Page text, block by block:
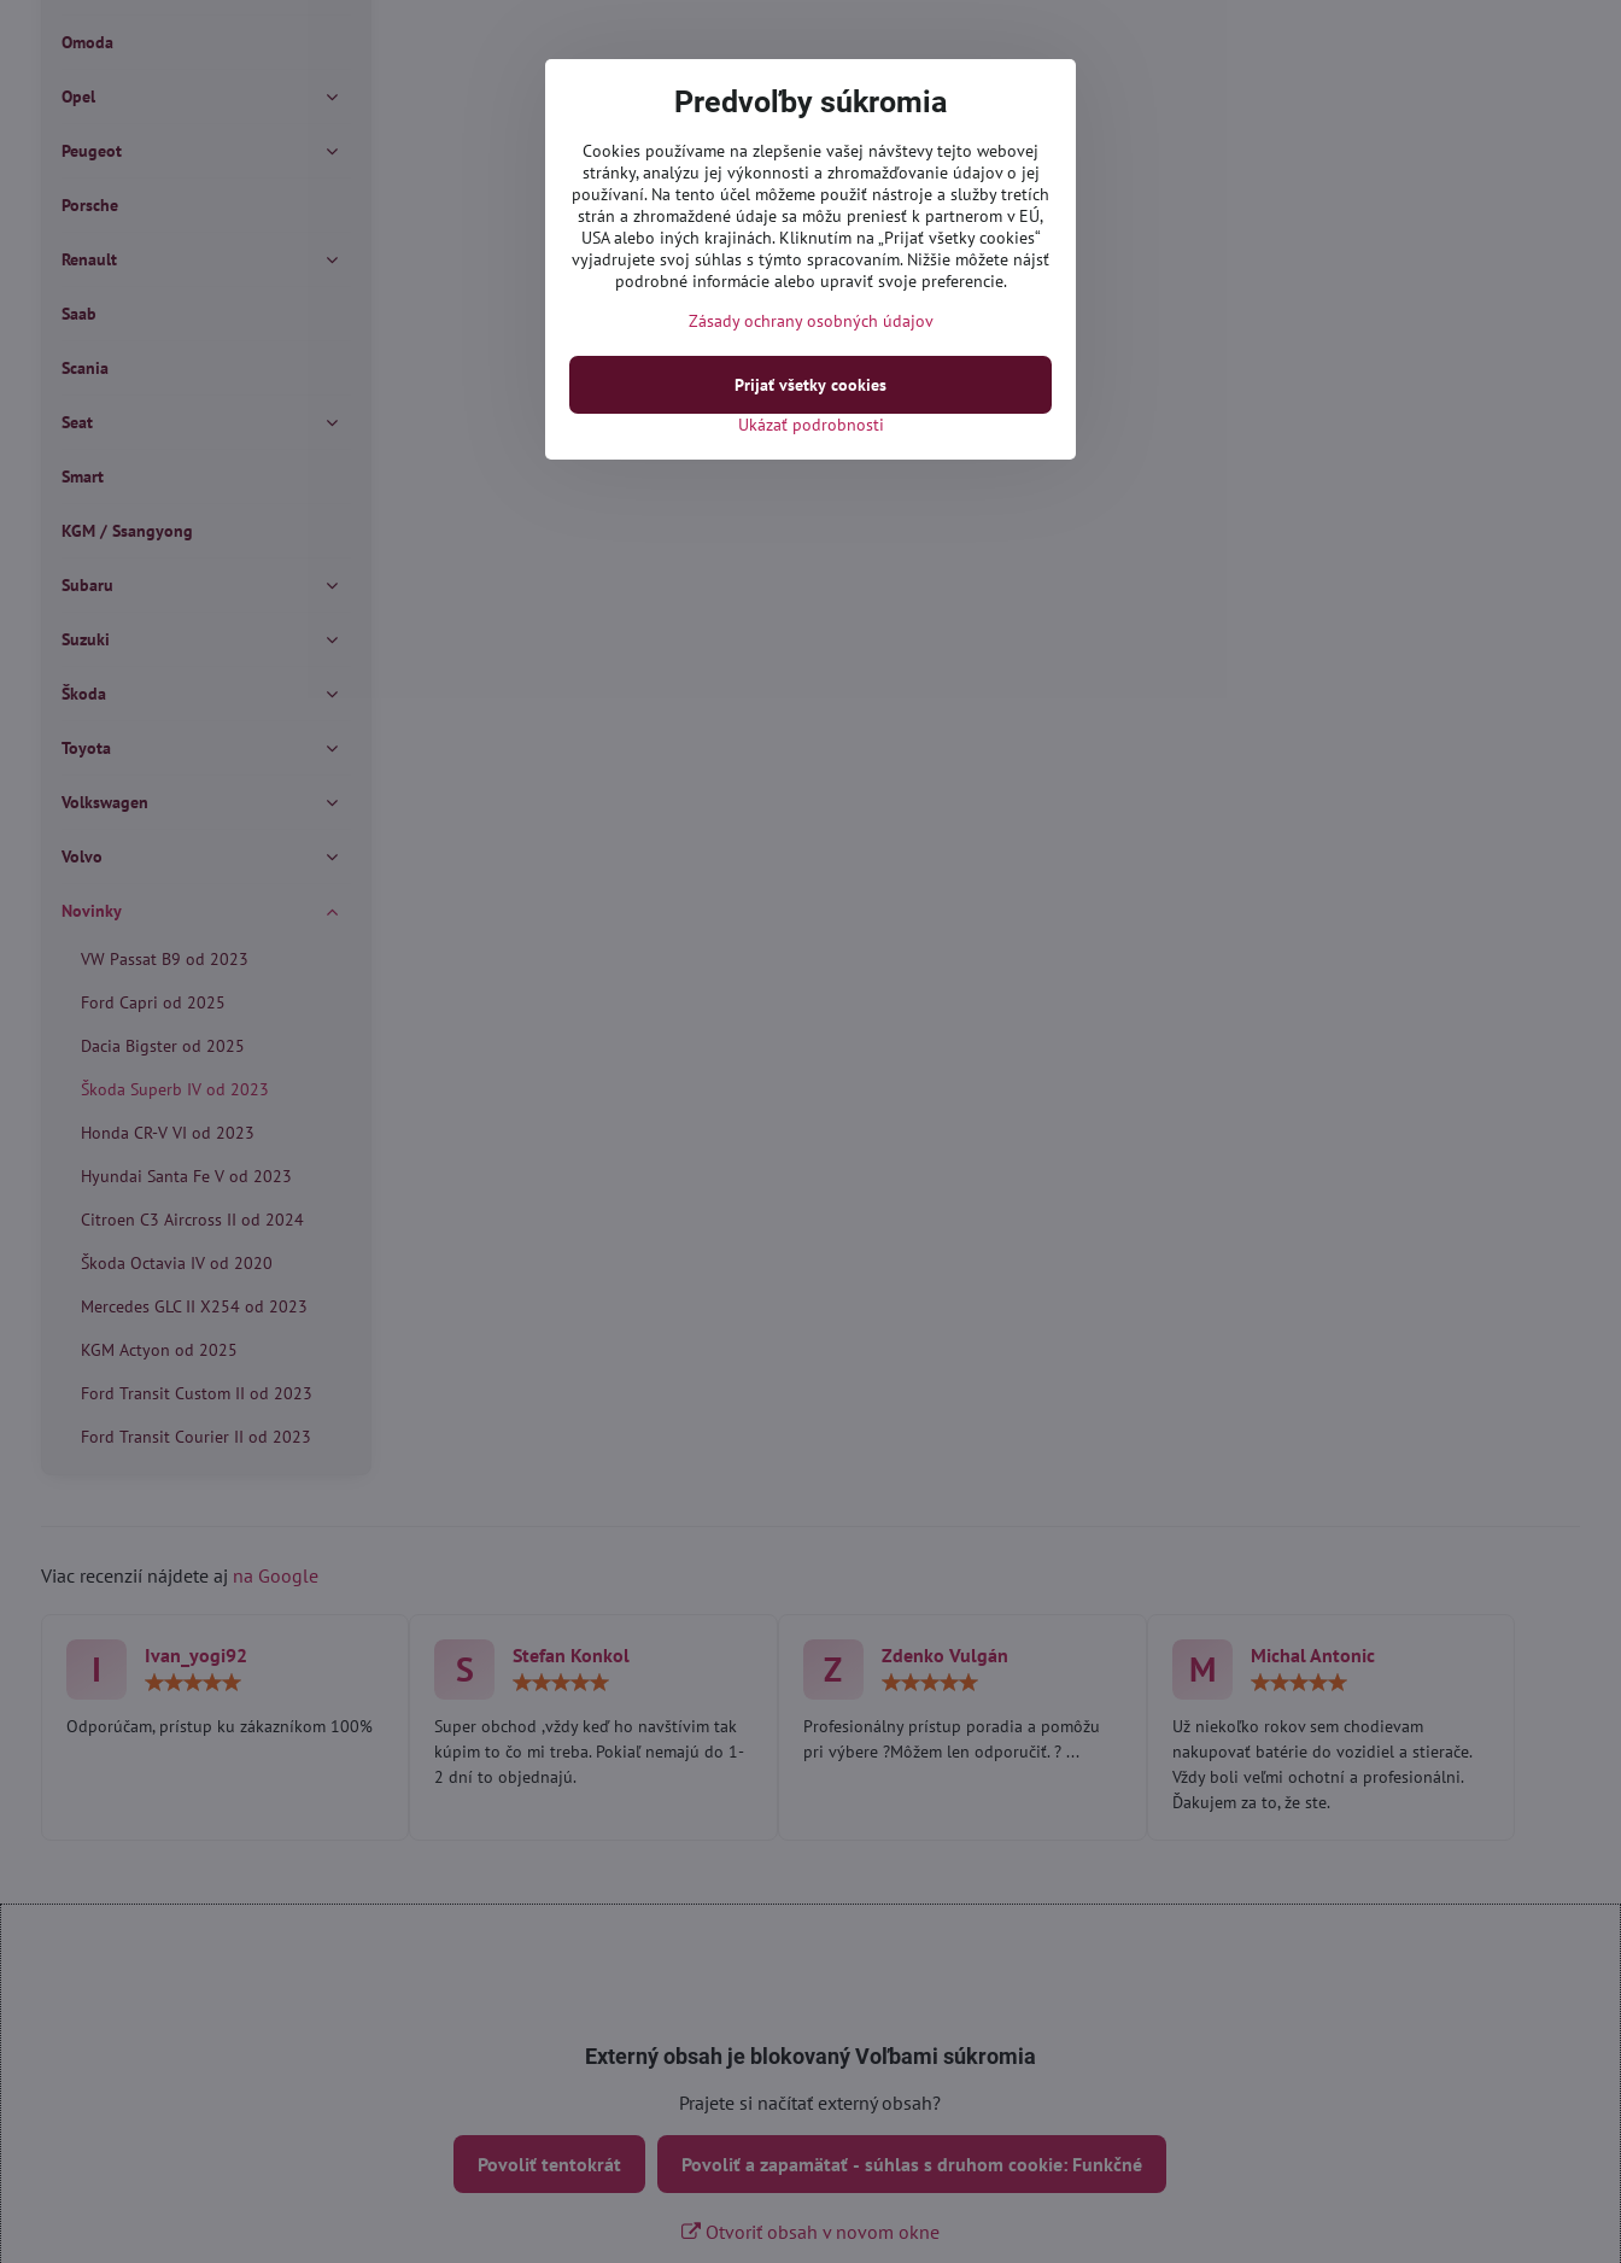
Omoda
Opel
Peugeot
Porsche
Renault
Saab
Scania
Seat
Smart
KGM / Ssangyong
Subaru
Suzuki
Škoda
Toyota
Volkswagen
Volvo
Novinky
VW Passat B9 od 2023
Ford Capri od 2025
Dacia Bigster od 2025
Škoda Superb IV od 2023
Honda CR-V VI od 2023
Hyundai Santa Fe V od 2023
Citroen C3 Aircross II od 2024
Škoda Octavia IV od 2020
Mercedes GLC II X254 od 2023
KGM Actyon od 2025
Ford Transit Custom II od 2023
Ford Transit Courier II od 2023
Viac recenzií nájdete aj na Google
I
Ivan_yogi92
/
5
Odporúčam, prístup ku zákazníkom 100%
S
Stefan Konkol
/
5
Super obchod ,vždy keď ho navštívim tak
kúpim to čo mi treba. Pokiaľ nemajú do 1-
2 dní to objednajú.
Z
Zdenko Vulgán
/
5
Profesionálny prístup poradia a pomôžu
pri výbere ?Môžem len odporučiť. ? ...
M
Michal Antonic
/
5
Už niekoľko rokov sem chodievam
nakupovať batérie do vozidiel a stierače.
Vždy boli veľmi ochotní a profesionálni.
Ďakujem za to, že ste.
Externý obsah je blokovaný Voľbami súkromia
Prajete si načítať externý obsah?
Povoliť tentokrát Povoliť a zapamätať - súhlas s druhom cookie: Funkčné
Otvoriť obsah v novom okne
Predvoľby súkromia
Cookies používame na zlepšenie vašej návštevy tejto webovej
stránky, analýzu jej výkonnosti a zhromažďovanie údajov o jej
používaní. Na tento účel môžeme použiť nástroje a služby tretích
strán a zhromaždené údaje sa môžu preniesť k partnerom v EÚ,
USA alebo iných krajinách. Kliknutím na „Prijať všetky cookies“
vyjadrujete svoj súhlas s týmto spracovaním. Nižšie môžete nájsť
podrobné informácie alebo upraviť svoje preferencie.
Zásady ochrany osobných údajov
Ukázať podrobnosti
Prijať všetky cookies